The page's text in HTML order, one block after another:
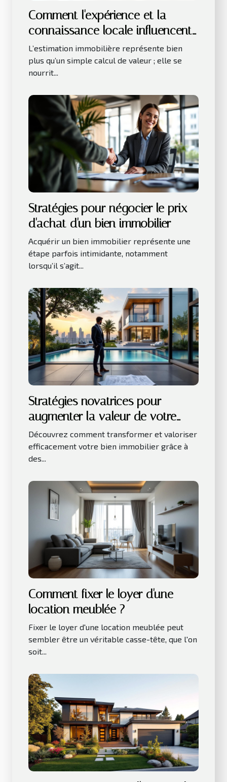
Comment l'expérience et la
connaissance locale influencent-
elles l'estimation immobilière ?
L’estimation immobilière représente bien
plus qu’un simple calcul de valeur ; elle se
nourrit...
Stratégies pour négocier le prix
d'achat d'un bien immobilier
Acquérir un bien immobilier représente une
étape parfois intimidante, notamment
lorsqu’il s’agit...
Stratégies novatrices pour
augmenter la valeur de votre
bien immobilier
Découvrez comment transformer et valoriser
efficacement votre bien immobilier grâce à
des...
Comment fixer le loyer d'une
location meublée ?
Fixer le loyer d'une location meublée peut
sembler être un véritable casse-tête, que l'on
soit...